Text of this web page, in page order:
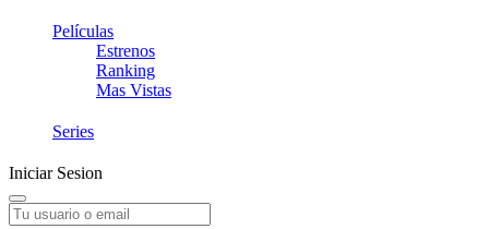
Películas
Estrenos
Ranking
Mas Vistas
Series
Iniciar Sesion